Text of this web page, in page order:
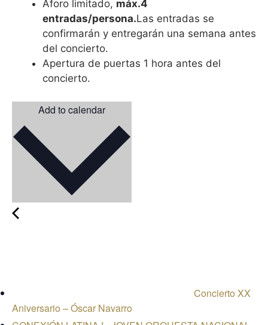
Aforo limitado, máx.4
entradas/persona.Las entradas se
confirmarán y entregarán una semana antes
del concierto.
Apertura de puertas 1 hora antes del
concierto.
Concierto XX
Aniversario – Óscar Navarro